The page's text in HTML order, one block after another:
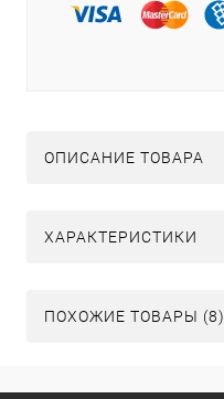
ОПИСАНИЕ ТОВАРА
ХАРАКТЕРИСТИКИ
ПОХОЖИЕ ТОВАРЫ (8)